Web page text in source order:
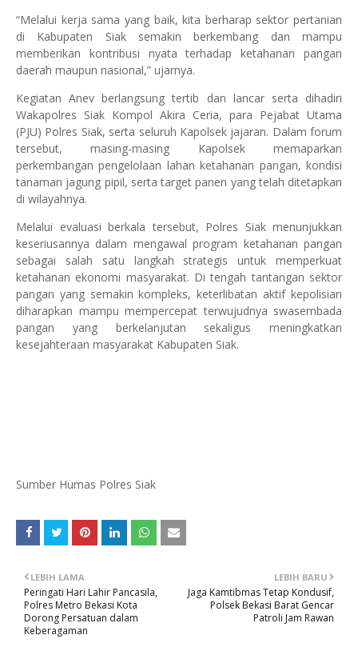
“Melalui kerja sama yang baik, kita berharap sektor pertanian
di Kabupaten Siak semakin berkembang dan mampu
memberikan kontribusi nyata terhadap ketahanan pangan
daerah maupun nasional,” ujarnya.
Kegiatan Anev berlangsung tertib dan lancar serta dihadiri
Wakapolres Siak Kompol Akira Ceria, para Pejabat Utama
(PJU) Polres Siak, serta seluruh Kapolsek jajaran. Dalam forum
tersebut, masing-masing Kapolsek memaparkan
perkembangan pengelolaan lahan ketahanan pangan, kondisi
tanaman jagung pipil, serta target panen yang telah ditetapkan
di wilayahnya.
Melalui evaluasi berkala tersebut, Polres Siak menunjukkan
keseriusannya dalam mengawal program ketahanan pangan
sebagai salah satu langkah strategis untuk memperkuat
ketahanan ekonomi masyarakat. Di tengah tantangan sektor
pangan yang semakin kompleks, keterlibatan aktif kepolisian
diharapkan mampu mempercepat terwujudnya swasembada
pangan yang berkelanjutan sekaligus meningkatkan
kesejahteraan masyarakat Kabupaten Siak.
Sumber Humas Polres Siak
LEBIH BARU
Jaga Kamtibmas Tetap Kondusif,
Polsek Bekasi Barat Gencar
Patroli Jam Rawan
LEBIH LAMA
Peringati Hari Lahir Pancasila,
Polres Metro Bekasi Kota
Dorong Persatuan dalam
Keberagaman